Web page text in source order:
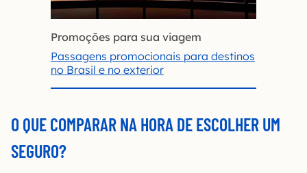
Promoções para sua viagem
Passagens promocionais para destinos
no Brasil e no exterior
O QUE COMPARAR NA HORA DE ESCOLHER UM
SEGURO?